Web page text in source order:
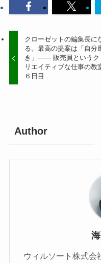
クローゼットの編集長に
る。最高の提案は「自分
き」—— 販売員というク
リエイティブな仕事の教
６日目
Author
ウィルソート株式会